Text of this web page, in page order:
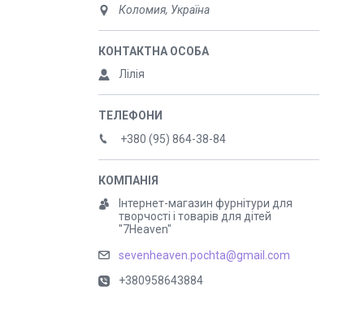
Коломия, Україна
Лілія
+380 (95) 864-38-84
Інтернет-магазин фурнітури для
творчості і товарів для дітей
"7Heaven"
sevenheaven.pochta@gmail.com
+380958643884